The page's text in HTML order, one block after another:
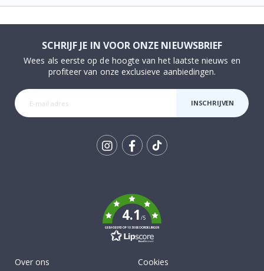
SCHRIJF JE IN VOOR ONZE NIEUWSBRIEF
Wees als eerste op de hoogte van het laatste nieuws en
profiteer van onze exclusieve aanbiedingen.
INSCHRIJVEN
4.1/5
GEBASEERD OP 1030 BEOORDELINGEN
Over ons
Cookies